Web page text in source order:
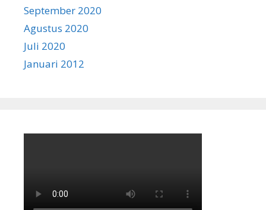
September 2020
Agustus 2020
Juli 2020
Januari 2012